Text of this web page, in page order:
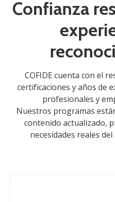
Confianza
COFIDE cuenta con el
certificaciones y años de
profesionales y
Nuestros programas
contenido actualizado,
necesidades reales